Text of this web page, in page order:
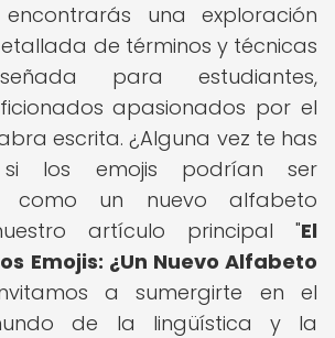
una exploración
de términos y técnicas
para estudiantes,
apasionados por el
escrita. ¿Alguna vez te has
si los emojis podrían ser
como un nuevo alfabeto
artículo principal "El
Emojis: ¿Un Nuevo Alfabeto
a sumergirte en el
de la lingüística y la